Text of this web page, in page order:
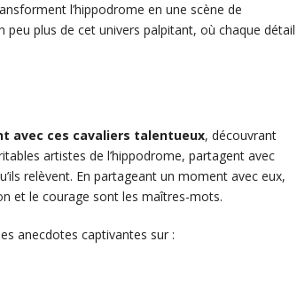
l’hippodrome en une scène de
plus de cet univers palpitant, où chaque détail
avec ces cavaliers talentueux, découvrant
artistes de l’hippodrome, partagent avec
relèvent. En partageant un moment avec eux,
et le courage sont les maîtres-mots.
anecdotes captivantes sur :